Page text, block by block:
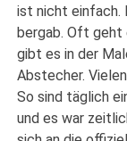
ist nicht einfach.
bergab. Oft geht
gibt es in der
Abstecher.
So sind täglich
und es war